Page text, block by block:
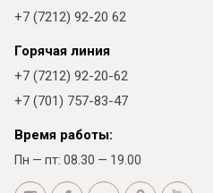
+7 (7212) 92-20 62
Горячая линия
+7 (7212) 92-20-62
+7 (701) 757-83-47
Время работы:
Пн — пт: 08.30 — 19.00